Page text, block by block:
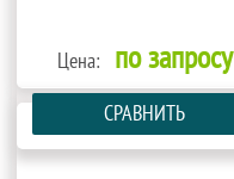
Цена: по запросу
СРАВНИТЬ